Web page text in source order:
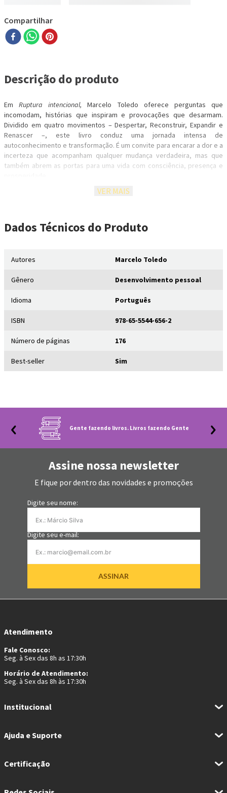
Compartilhar
Descrição do produto
EmRuptura intencional,Marcelo Toledo oferece perguntas que
incomodam, histórias que inspiram e provocações que desarmam.
Dividido em quatro movimentos – Despertar, Reconstruir, Expandir e
Renascer –, este livro conduz uma jornada intensa de
autoconhecimento e transformação. É um convite para encarar a dor e a
incerteza que acompanham qualquer mudança verdadeira, mas que
também abrem as portas para uma vida com consciência, presença e
Chegou o momento de sair do estado de sobrevivência e escolher, de
Despertar para a sua verdade, rompendo com as ilusões e
narrativas que o mantêm estagnado.
Reconstruir sua história, ressignificando traumas e redefinindo
Expandir sua consciência para além das desculpas, assumindo o
Renascer como uma versão mais forte, íntegra e consciente de
ESTE É UM LIVRO DE TRANSFORMAÇÃO PARA QUEM QUER ACORDAR
DE VERDADE E COMEÇAR A VIVER COM CONSCIÊNCIA, FORÇA,
INTEGRIDADE E LIBERDADE.
VER MAIS
Dados Técnicos do Produto
Autores Marcelo Toledo
Gênero Desenvolvimento pessoal
Idioma Português
ISBN 978-65-5544-656-2
Número de páginas 176
Best-seller Sim
Gente fazendo livros. Livros fazendo Gente
Assine nossa newsletter
E fique por dentro das novidades e promoções
Digite seu nome:
Digite seu e-mail:
ASSINAR
Atendimento
Fale Conosco:
Seg. à Sex das 8h as 17:30h
Horário de Atendimento:
Seg. à Sex das 8h às 17:30h
Institucional
Ajuda e Suporte
Certificação